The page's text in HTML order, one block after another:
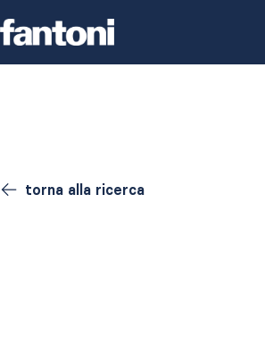
torna alla ricerca